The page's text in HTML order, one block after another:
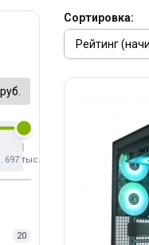
руб.
697 тыс.
20
Сортировка: